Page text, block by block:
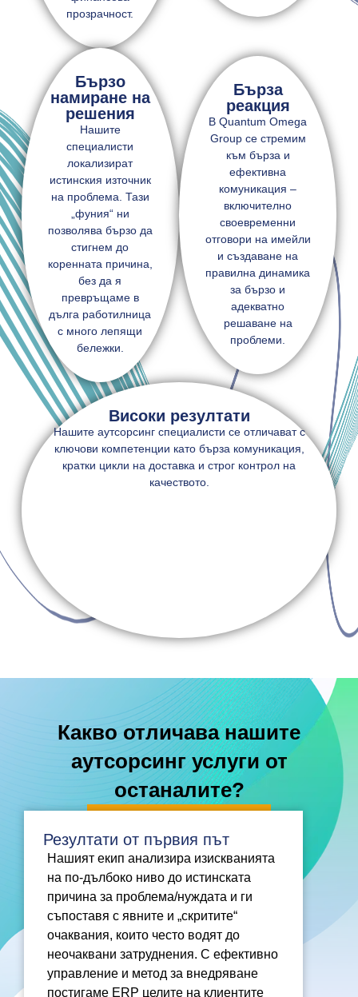
прозрачност.
Бързо
намиране на
решения
Нашите
специалисти
локализират
истинския източник
на проблема. Тази
„фуния“ ни
позволява бързо да
стигнем до
коренната причина,
без да я
превръщаме в
дълга работилница
с много лепящи
бележки.
Бърза
реакция
В Quantum Omega
Group се стремим
към бърза и
ефективна
комуникация –
включително
своевременни
отговори на имейли
и създаване на
правилна динамика
за бързо и
адекватно
решаване на
проблеми.
Високи резултати
Нашите аутсорсинг специалисти се отличават с
ключови компетенции като бърза комуникация,
кратки цикли на доставка и строг контрол на
качеството.
Какво отличава нашите
аутсорсинг услуги от
останалите?
Резултати от първия път
Нашият екип анализира изискванията
на по-дълбоко ниво до истинската
причина за проблема/нуждата и ги
съпоставя с явните и „скритите“
очаквания, които често водят до
неочаквани затруднения. С ефективно
управление и метод за внедряване
постигаме ERP целите на клиентите